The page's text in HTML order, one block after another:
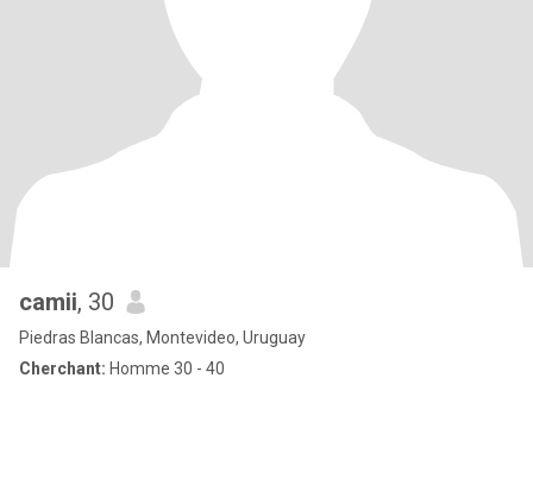
camii, 30
Piedras Blancas, Montevideo, Uruguay
Cherchant: Homme 30 - 40